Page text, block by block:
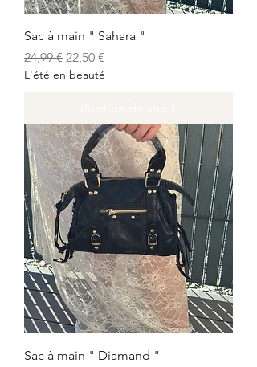
Sac à main " Sahara "
Prix original
24,99 € Prix promotionnel
22,50 €
L'été en beauté
Sac à main " Diamand "